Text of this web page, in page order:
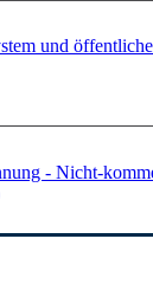
und
- Nicht-